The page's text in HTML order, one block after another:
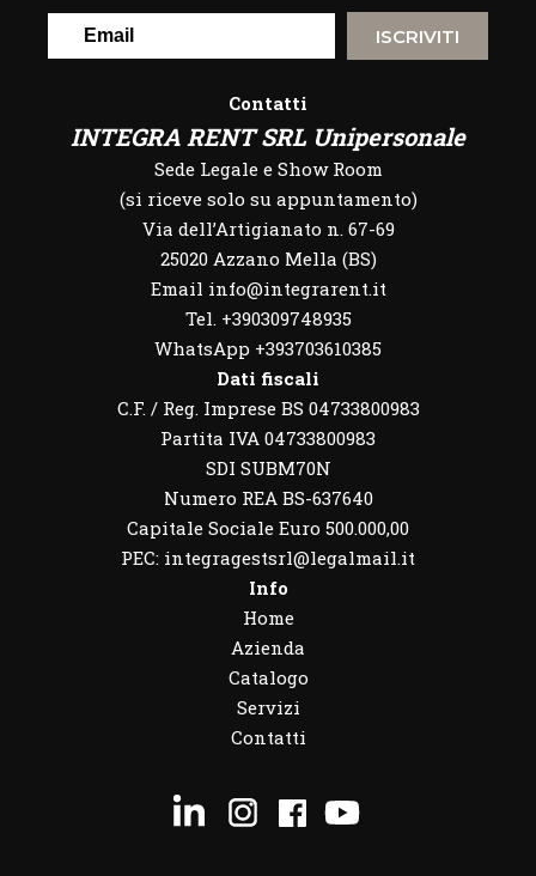
ISCRIVITI
Contatti
INTEGRA RENT SRL Unipersonale
Sede Legale e Show Room
(si riceve solo su appuntamento)
Via dell’Artigianato n. 67-69
25020 Azzano Mella (BS)
Email info@integrarent.it
Tel. +390309748935
WhatsApp +393703610385
Dati fiscali
C.F. / Reg. Imprese BS 04733800983
Partita IVA 04733800983
SDI SUBM70N
Numero REA BS-637640
Capitale Sociale Euro 500.000,00
PEC: integragestsrl@legalmail.it
Info
Home
Azienda
Catalogo
Servizi
Contatti